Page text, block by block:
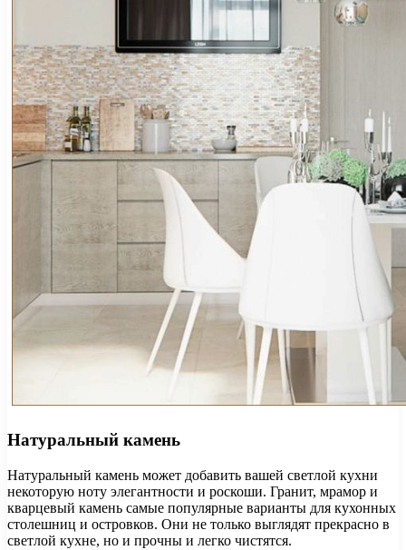
Натуральный камень
Натуральный камень может добавить вашей светлой кухни
некоторую ноту элегантности и роскоши. Гранит, мрамор и
кварцевый камень самые популярные варианты для кухонных
столешниц и островков. Они не только выглядят прекрасно в
светлой кухне, но и прочны и легко чистятся.